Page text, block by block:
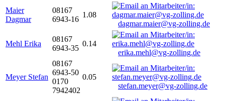
Maier
Dagmar
08167
6943-16
1.08
dagmar.maier@vg-zolling.de
Mehl Erika
08167
6943-35
0.14
erika.mehl@vg-zolling.de
Meyer Stefan
08167
6943-50
0170
7942402
0.05
stefan.meyer@vg-zolling.de